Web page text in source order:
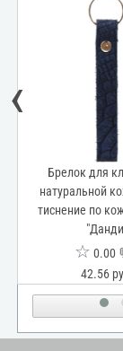
Брелок для
натуральной
тиснение по
☆ 0.00
42.56
‹
Мы